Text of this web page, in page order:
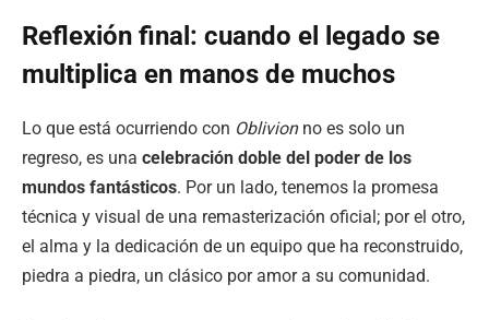
Reflexión final: cuando el legado se
multiplica en manos de muchos
Lo que está ocurriendo con Oblivionno es solo un
regreso, es una celebración doble del poder de los
mundos fantásticos. Por un lado, tenemos la promesa
técnica y visual de una remasterización oficial; por el otro,
el alma y la dedicación de un equipo que ha reconstruido,
piedra a piedra, un clásico por amor a su comunidad.